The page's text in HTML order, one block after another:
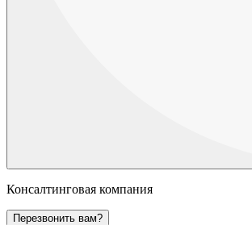
Консалтинговая компания
Перезвонить вам?